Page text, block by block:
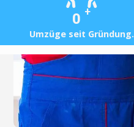
0 +
Umzüge seit Gründung.